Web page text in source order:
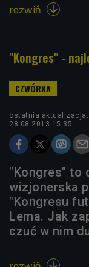
rozwiń 
"Kongres" -
ostatnia aktualizacja:
28.08.2013 15:35
"Kongres" to
wizjonerska
"Kongresu
Lema. Jak
czuć w nim